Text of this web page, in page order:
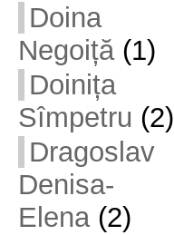
Doina
Negoiță(1)
Doinița
Sîmpetru (2)
Dragoslav
Denisa-
Elena(2)